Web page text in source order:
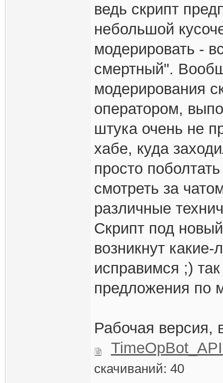
ведь скрипт
небольшой
модерировать -
смертный".
модерирования
оператором,
штука очень не
хабе, куда
просто
смотреть за
различные
Скрипт под
возникнут
исправимся ;)
предложения по
Рабочая версия,
скачиваний: 40